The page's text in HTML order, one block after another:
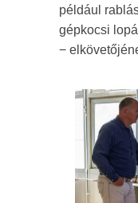
például
gépkocsi
−